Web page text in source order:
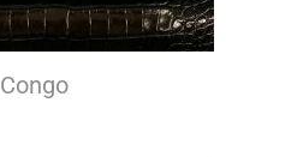
Congo